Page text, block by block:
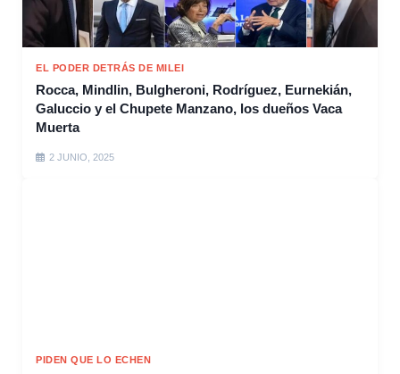
EL PODER DETRÁS DE MILEI
Rocca, Mindlin, Bulgheroni, Rodríguez, Eurnekián,
Galuccio y el Chupete Manzano, los dueños Vaca
Muerta
2 JUNIO, 2025
PIDEN QUE LO ECHEN